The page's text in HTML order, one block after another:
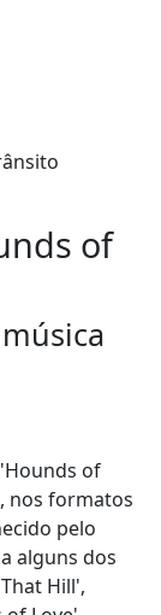
of
of
nos formatos
pelo
alguns dos
Hill',